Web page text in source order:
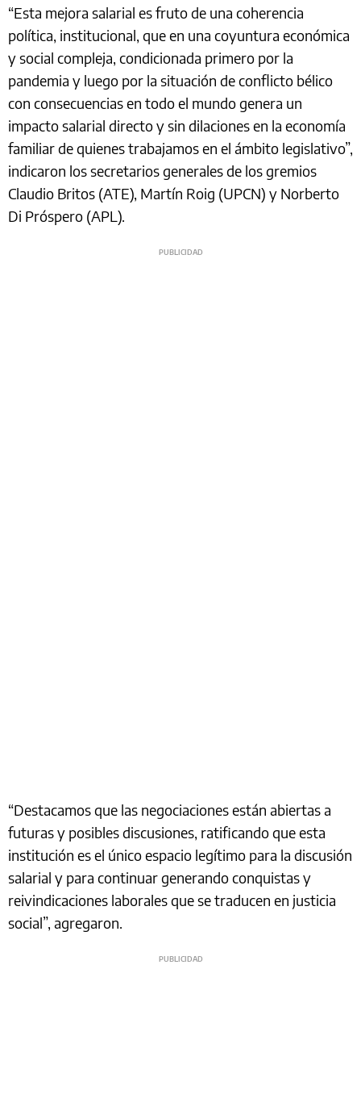
“Esta mejora salarial es fruto de una coherencia
política, institucional, que en una coyuntura económica
y social compleja, condicionada primero por la
pandemia y luego por la situación de conflicto bélico
con consecuencias en todo el mundo genera un
impacto salarial directo y sin dilaciones en la economía
familiar de quienes trabajamos en el ámbito legislativo”,
indicaron los secretarios generales de los gremios
Claudio Britos (ATE), Martín Roig (UPCN) y Norberto
Di Próspero (APL).
“Destacamos que las negociaciones están abiertas a
futuras y posibles discusiones, ratificando que esta
institución es el único espacio legítimo para la discusión
salarial y para continuar generando conquistas y
reivindicaciones laborales que se traducen en justicia
social”, agregaron.